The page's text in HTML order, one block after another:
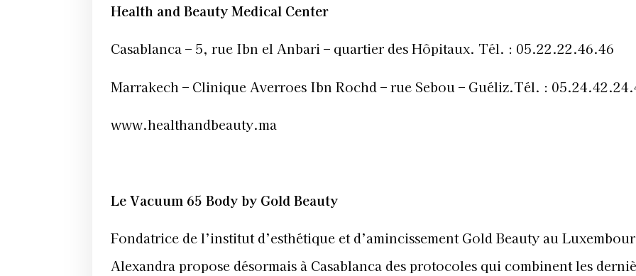
Health and Beauty Medical Center
Casablanca – 5, rue Ibn el Anbari – quartier des Hôpitaux. Tél. : 05.22.22.46.46
Marrakech – Clinique Averroes Ibn Rochd – rue Sebou – Guéliz.Tél. :
www.healthandbeauty.ma
Le Vacuum 65 Body by Gold Beauty
Fondatrice de l’institut d’esthétique et d’amincissement Gold Beauty au
Alexandra propose désormais à Casablanca des protocoles qui combinent les